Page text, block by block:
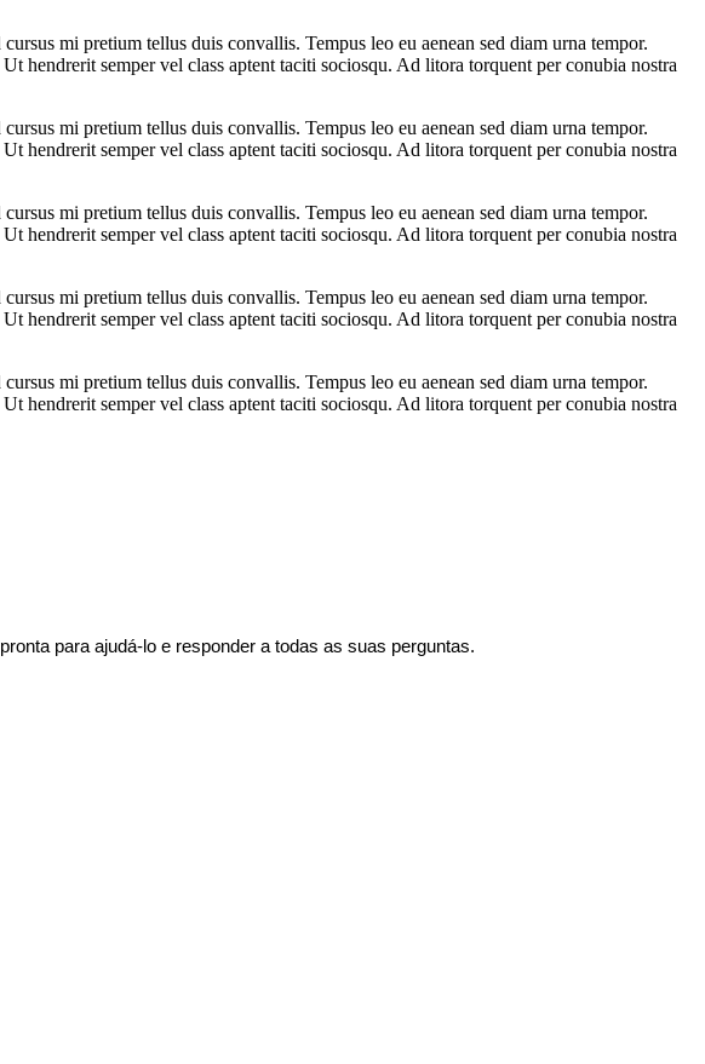
mi pretium tellus duis convallis. Tempus leo eu aenean sed diam urna tempor.
hendrerit semper vel class aptent taciti sociosqu. Ad litora torquent per conubia nostra
mi pretium tellus duis convallis. Tempus leo eu aenean sed diam urna tempor.
hendrerit semper vel class aptent taciti sociosqu. Ad litora torquent per conubia nostra
mi pretium tellus duis convallis. Tempus leo eu aenean sed diam urna tempor.
hendrerit semper vel class aptent taciti sociosqu. Ad litora torquent per conubia nostra
mi pretium tellus duis convallis. Tempus leo eu aenean sed diam urna tempor.
hendrerit semper vel class aptent taciti sociosqu. Ad litora torquent per conubia nostra
mi pretium tellus duis convallis. Tempus leo eu aenean sed diam urna tempor.
hendrerit semper vel class aptent taciti sociosqu. Ad litora torquent per conubia nostra
para ajudá-lo e responder a todas as suas perguntas.